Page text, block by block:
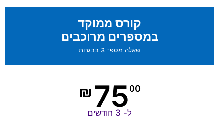
קורס ממוקד
במספרים מרוכבים
שאלה מספר 3 בבגרות
₪7500
ל- 3 חודשים